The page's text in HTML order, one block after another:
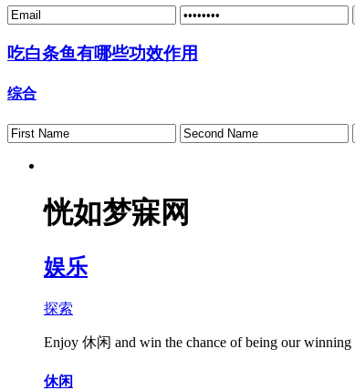
吃白条鱼有哪些功效作用
综合
恍如梦寐网
娱乐
探索
Enjoy 休闲 and win the chance of being our winning
休闲